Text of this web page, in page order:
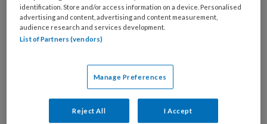
beperking zijn niet alleen gevoeliger voor de
impact van traumatische gebeurtenissen, ze
maken die ook vaker mee. Toch worden
gediagnosticeerd en behandeld. Een nieuwe
handreiking en training gaan bijdragen aan
verandering.
identification. Store and/or access information on a device. Personalised
advertising and content, advertising and content measurement,
audience research and services development.
List of Partners (vendors)
Manage Preferences
Reject All I Accept